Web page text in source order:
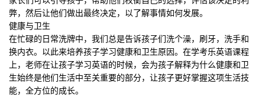
弊，然后让他们做出最终决定，以了解事情如何发展。
健康与卫生
在忙碌的日常洗牌中，我们总是告诉孩子们洗个澡， 刷牙， 洗手和
换内衣。以此来培养孩子学习健康和卫生原因。在学考乐英语课程
上，老师在让孩子学习英语的时候，会为孩子解释为什么健康和卫
生始终是他们生活中至关重要的部分，让孩子更好掌握这项生活技
能，全方位的成长。